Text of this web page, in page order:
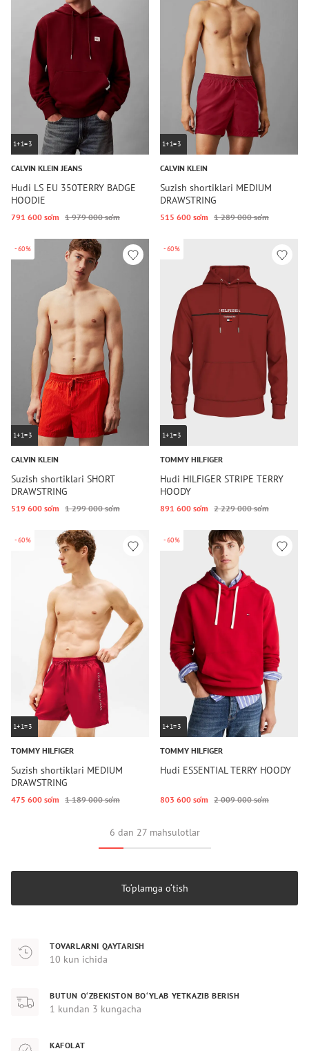
1+1=3
CALVIN KLEIN JEANS
Hudi LS EU 350TERRY BADGE
HOODIE
791 600 so‘m 1 979 000 so‘m
1+1=3
CALVIN KLEIN
Suzish shortiklari MEDIUM
DRAWSTRING
515 600 so‘m 1 289 000 so‘m
-60%
1+1=3
CALVIN KLEIN
Suzish shortiklari SHORT
DRAWSTRING
519 600 so‘m 1 299 000 so‘m
-60%
1+1=3
TOMMY HILFIGER
Hudi HILFIGER STRIPE TERRY
HOODY
891 600 so‘m 2 229 000 so‘m
-60%
1+1=3
TOMMY HILFIGER
Suzish shortiklari MEDIUM
DRAWSTRING
475 600 so‘m 1 189 000 so‘m
-60%
1+1=3
TOMMY HILFIGER
Hudi ESSENTIAL TERRY HOODY
803 600 so‘m 2 009 000 so‘m
6 dan 27 mahsulotlar
To‘plamga o‘tish
TOVARLARNI QAYTARISH
10 kun ichida
BUTUN O‘ZBEKISTON BO‘YLAB YETKAZIB BERISH
1 kundan 3 kungacha
KAFOLAT